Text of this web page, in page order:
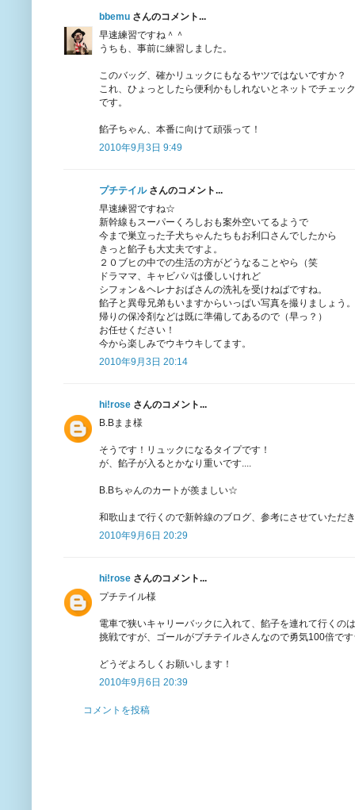
bbemu さんのコメント...
早速練習ですね＾＾
うちも、事前に練習しました。
このバッグ、確かリュックにもなるヤツではないですか？
これ、ひょっとしたら便利かもしれないとネットでチェッ
です。
餡子ちゃん、本番に向けて頑張って！
2010年9月3日 9:49
プチテイルさんのコメント...
早速練習ですね☆
新幹線もスーパーくろしおも案外空いてるようで
今まで巣立った子犬ちゃんたちもお利口さんでしたから
きっと餡子も大丈夫ですよ。
２０ブヒの中での生活の方がどうなることやら（笑
ドラママ、キャビパパは優しいけれど
シフォン＆ヘレナおばさんの洗礼を受けねばですね。
餡子と異母兄弟もいますからいっぱい写真を撮りましょう。
帰りの保冷剤などは既に準備してあるので（早っ？）
お任せください！
今から楽しみでウキウキしてます。
2010年9月3日 20:14
hi!rose さんのコメント...
B.Bまま様
そうです！リュックになるタイプです！
が、餡子が入るとかなり重いです....
B.Bちゃんのカートが羨ましい☆
和歌山まで行くので新幹線のブログ、参考にさせていただ
2010年9月6日 20:29
hi!rose さんのコメント...
プチテイル様
電車で狭いキャリーバックに入れて、餡子を連れて行くの
挑戦ですが、ゴールがプチテイルさんなので勇気100倍で
どうぞよろしくお願いします！
2010年9月6日 20:39
コメントを投稿